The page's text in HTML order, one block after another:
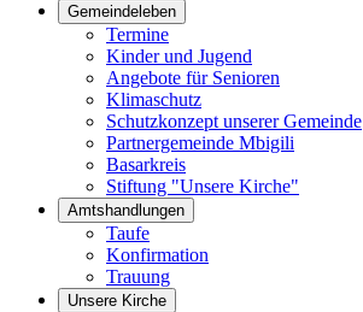
Gemeindeleben
Termine
Kinder und Jugend
Angebote für Senioren
Klimaschutz
Schutzkonzept unserer Gemeinde
Partnergemeinde Mbigili
Basarkreis
Stiftung "Unsere Kirche"
Amtshandlungen
Taufe
Konfirmation
Trauung
Unsere Kirche